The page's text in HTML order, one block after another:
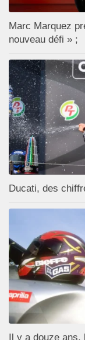
Marc Marquez
nouveau défi » ;
Ducati, des
Il y a douze ans,